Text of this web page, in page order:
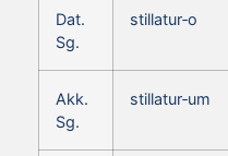
Dat.
Sg.
stillatur‑o
Akk.
Sg.
stillatur‑um